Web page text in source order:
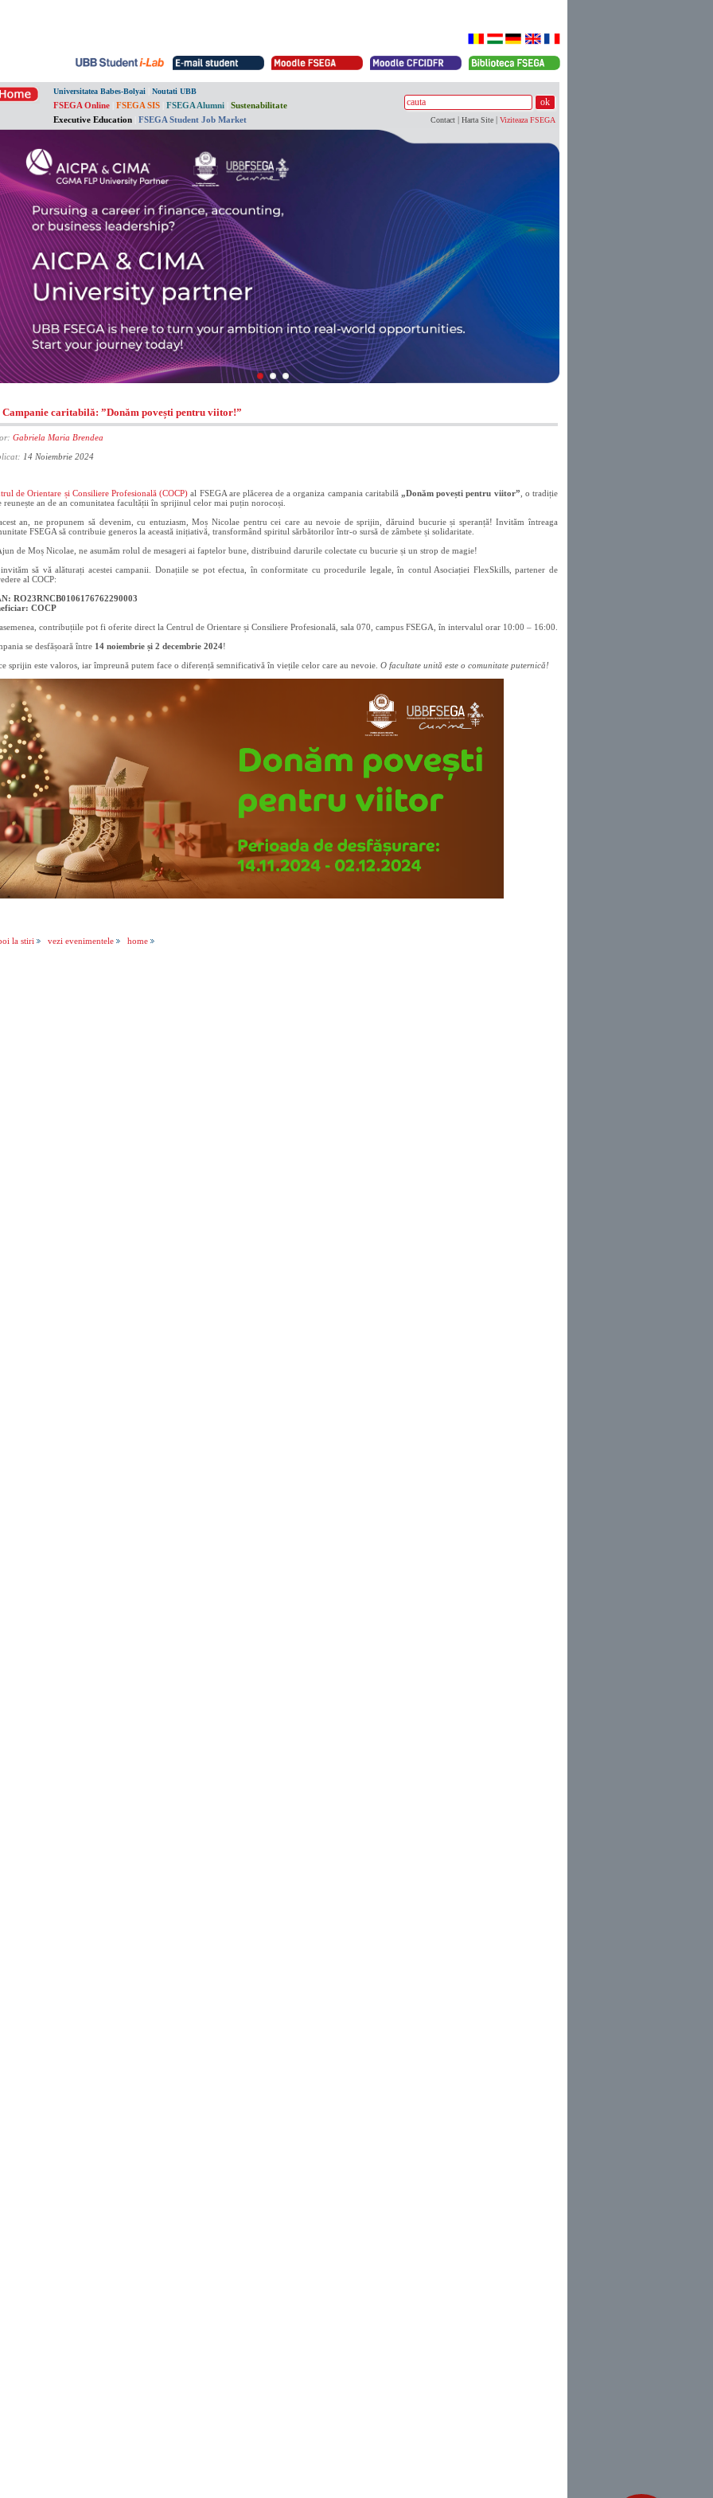
Universitatea Babes-Bolyai Noutati UBB
FSEGA Online FSEGA SIS FSEGA Alumni
Sustenabilitate
Executive Education
FSEGA Student Job Market Contact | Harta Site | Viziteaza FSEGA
Campanie caritabilă: ”Donăm povești pentru viitor!”
Gabriela Maria Brendea
14 Noiembrie 2024
de Orientare și Consiliere Profesională (COCP) al FSEGA are plăcerea de a organiza campania caritabilă„Donăm povești pentru viitor” , o tradiție
reunește an de an comunitatea facultății în sprijinul celor mai puțin norocoși.
an, ne propunem să devenim, cu entuziasm, Moș Nicolae pentru cei care au nevoie de sprijin, dăruind bucurie și speranță! Invităm întreaga
FSEGA să contribuie generos la această inițiativă, transformând spiritul sărbătorilor într-o sursă de zâmbete și solidaritate.
de Moș Nicolae, ne asumăm rolul de mesageri ai faptelor bune, distribuind darurile colectate cu bucurie și un strop de magie!
să vă alăturați acestei campanii. Donațiile se pot efectua, în conformitate cu procedurile legale, în contul Asociației FlexSkills, partener de
al COCP:
RO23RNCB0106176762290003
COCP
contribuțiile pot fi oferite direct la Centrul de Orientare și Consiliere Profesională, sala 070, campus FSEGA, în intervalul orar 10:00 – 16:00.
se desfășoară între 14 noiembrie și 2 decembrie 2024!
sprijin este valoros, iar împreună putem face o diferență semnificativă în viețile celor care au nevoie. O facultate unită este o comunitate puternică!
la stiri vezi evenimentele home